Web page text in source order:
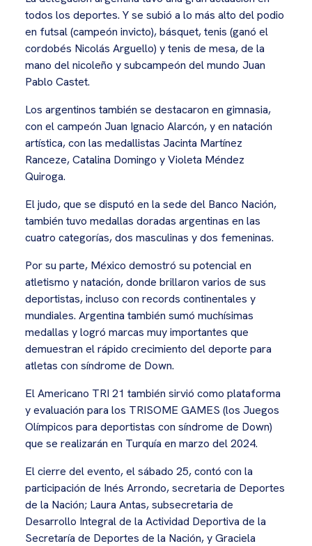
todos los deportes. Y se subió a lo más alto del podio
en futsal (campeón invicto), básquet, tenis (ganó el
cordobés Nicolás Arguello) y tenis de mesa, de la
mano del nicoleño y subcampeón del mundo Juan
Pablo Castet.
Los argentinos también se destacaron en gimnasia,
con el campeón Juan Ignacio Alarcón, y en natación
artística, con las medallistas Jacinta Martínez
Ranceze, Catalina Domingo y Violeta Méndez
Quiroga.
El judo, que se disputó en la sede del Banco Nación,
también tuvo medallas doradas argentinas en las
cuatro categorías, dos masculinas y dos femeninas.
Por su parte, México demostró su potencial en
atletismo y natación, donde brillaron varios de sus
deportistas, incluso con records continentales y
mundiales. Argentina también sumó muchísimas
medallas y logró marcas muy importantes que
demuestran el rápido crecimiento del deporte para
atletas con síndrome de Down.
El Americano TRI 21 también sirvió como plataforma
y evaluación para los TRISOME GAMES (los Juegos
Olímpicos para deportistas con síndrome de Down)
que se realizarán en Turquía en marzo del 2024.
El cierre del evento, el sábado 25, contó con la
participación de Inés Arrondo, secretaria de Deportes
de la Nación; Laura Antas, subsecretaria de
Desarrollo Integral de la Actividad Deportiva de la
Secretaría de Deportes de la Nación, y Graciela